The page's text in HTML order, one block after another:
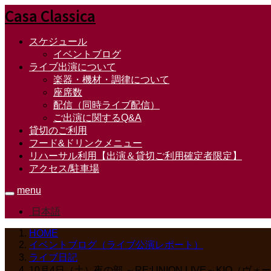
Casa Classica
スケジュール
イベントブログ
ライブ出演について
楽器・機材・調律について
座席数
配信（同時ライブ配信）
ご出演に関するQ&A
貸切のご利用
フード&ドリンクメニュー
リハーサル利用【出演＆貸切ご利用確定者限定】
アクセス/駐車場
menu
日本語
HOME
イベントブログ（ライブ公演レポート）
ライブ日記